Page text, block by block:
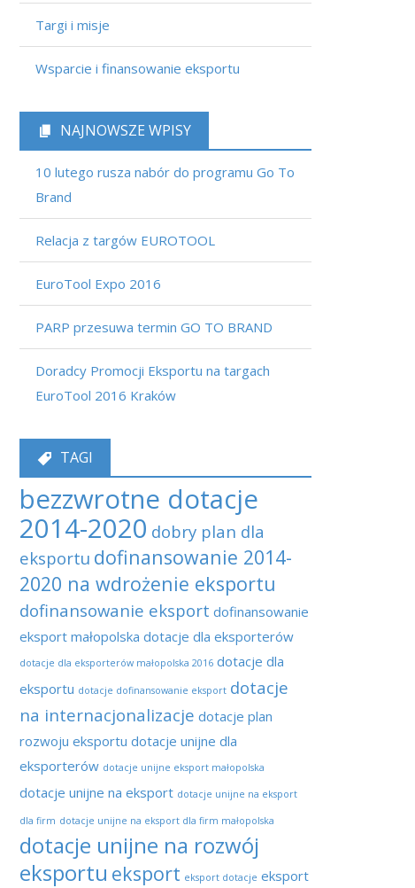
Targi i misje
Wsparcie i finansowanie eksportu
NAJNOWSZE WPISY
10 lutego rusza nabór do programu Go To
Brand
Relacja z targów EUROTOOL
EuroTool Expo 2016
PARP przesuwa termin GO TO BRAND
Doradcy Promocji Eksportu na targach
EuroTool 2016 Kraków
TAGI
bezzwrotne dotacje
2014-2020 dobry plan dla
eksportu dofinansowanie 2014-
2020 na wdrożenie eksportu
dofinansowanie eksport dofinansowanie
eksport małopolska dotacje dla eksporterów
dotacje dla eksporterów małopolska 2016 dotacje dla
eksportu dotacje dofinansowanie eksport dotacje
na internacjonalizacje dotacje plan
rozwoju eksportu dotacje unijne dla
eksporterów dotacje unijne eksport małopolska
dotacje unijne na eksport dotacje unijne na eksport
dla firm dotacje unijne na eksport dla firm małopolska
dotacje unijne na rozwój
eksportu eksport eksport dotacje eksport